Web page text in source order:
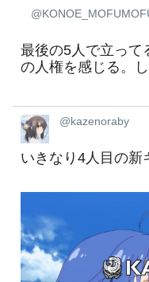
最後の5人で立って
の人権を感じる。
@kazenoraby
いきなり4人目の新